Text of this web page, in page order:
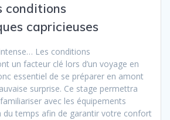
conditions
capricieuses
Les conditions
un facteur clé lors d’un voyage en
essentiel de se préparer en amont
surprise. Ce stage permettra
avec les équipements
du temps afin de garantir votre confort